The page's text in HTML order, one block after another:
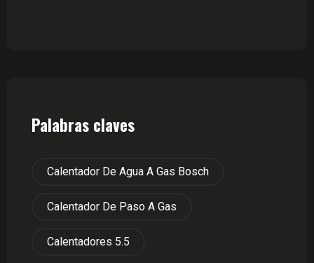
Palabras claves
Calentador De Agua A Gas Bosch
Calentador De Paso A Gas
Calentadores 5.5